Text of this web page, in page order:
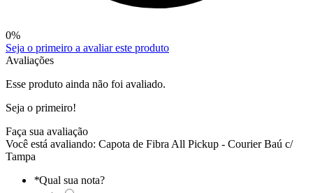
0%
Seja o primeiro a avaliar este produto
Avaliações
Esse produto ainda não foi avaliado.
Seja o primeiro!
Faça sua avaliação
Você está avaliando: Capota de Fibra All Pickup - Courier Baú c/
Tampa
*Qual sua nota?